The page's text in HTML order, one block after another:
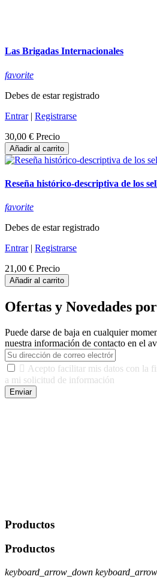
Las Brigadas Internacionales
favorite
Debes de estar registrado
Entrar| Registrarse
30,00 € Precio
Añadir al carrito
Reseña histórico-descriptiva de los
favorite
Debes de estar registrado
Entrar| Registrarse
21,00 € Precio
Añadir al carrito
Ofertas y Novedades
Puede darse de baja en cualquier
nuestra información de contacto en el
 Acepto facilitar mis datos con la
a mi solicitud de información
Enviar
Productos
Productos
keyboard_arrow_down